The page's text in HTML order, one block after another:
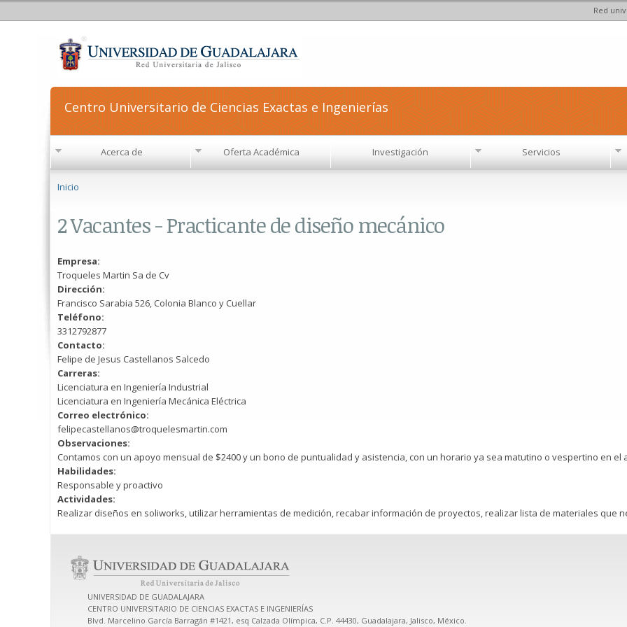
Red
Centro Universitario de Ciencias Exactas e Ingenierías
Acerca de Oferta Académica Investigación Servicios
Inicio
2 Vacantes - Practicante de diseño mecánico
Empresa:
Troqueles Martin Sa de Cv
Dirección:
Francisco Sarabia 526, Colonia Blanco y Cuellar
Teléfono:
3312792877
Contacto:
Felipe de Jesus Castellanos Salcedo
Carreras:
Licenciatura en Ingeniería Industrial
Licenciatura en Ingeniería Mecánica Eléctrica
Correo electrónico:
felipecastellanos@troquelesmartin.com
Observaciones:
Contamos con un apoyo mensual de $2400 y un bono de puntualidad y asistencia, con un horario ya sea matutino o vespertino en el
Habilidades:
Responsable y proactivo
Actividades:
Realizar diseños en soliworks, utilizar herramientas de medición, recabar información de proyectos, realizar lista de materiales que
UNIVERSIDAD DE GUADALAJARA
CENTRO UNIVERSITARIO DE CIENCIAS EXACTAS E INGENIERÍAS
Blvd. Marcelino García Barragán #1421, esq Calzada Olímpica, C.P. 44430, Guadalajara, Jalisco, México.